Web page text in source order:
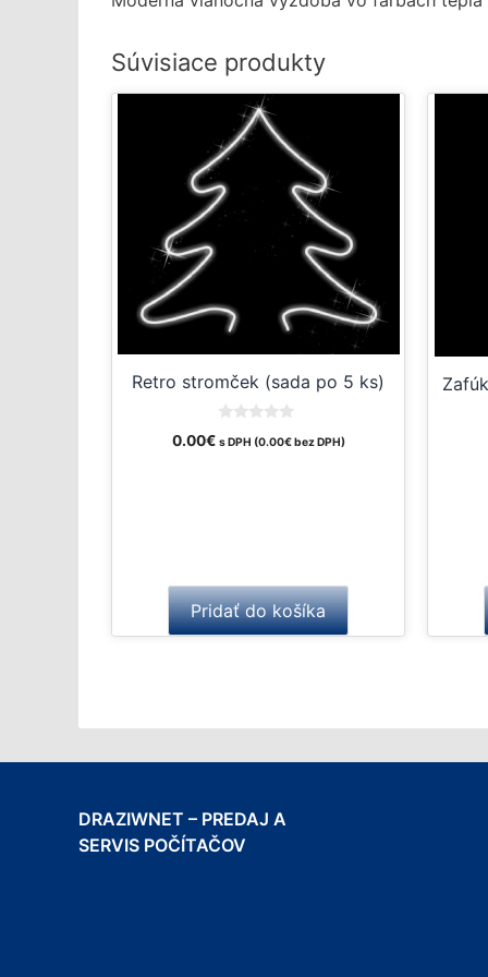
Súvisiace produkty
Retro stromček (sada po 5 ks)
o
0.00€ s DPH (0.00€bez DPH)
Pridať do košíka
DRAZIWNET – PREDAJ A
SERVIS POČÍTAČOV